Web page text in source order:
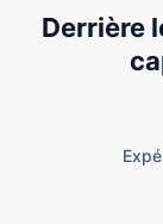
Derrière